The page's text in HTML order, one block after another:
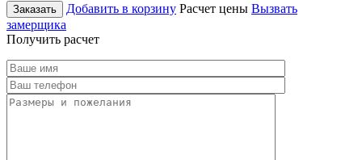
Заказать Добавить в корзину Расчет цены Вызвать
замерщика
Получить расчет